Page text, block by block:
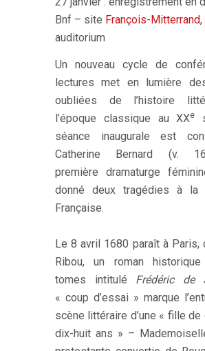
Bnf – site François-Mitterrand
auditorium
Un nouveau cycle de
lectures met en lumière
oubliées de l’histoire
l’époque classique au XXe
séance inaugurale est
Catherine Bernard (v.
première dramaturge
donné deux tragédies à la
Française.
Le 8 avril 1680 paraît à Paris,
Ribou, un roman
tomes intitulé Frédéric de
« coup d’essai » marque
scène littéraire d’une « fille
dix-huit ans » –